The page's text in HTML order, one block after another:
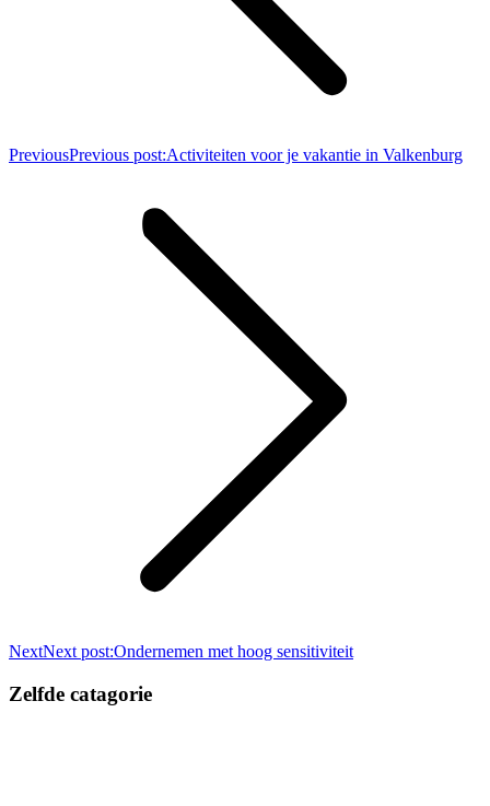
PreviousPrevious post:Activiteiten voor je vakantie in Valkenburg
NextNext post:Ondernemen met hoog sensitiviteit
Zelfde catagorie